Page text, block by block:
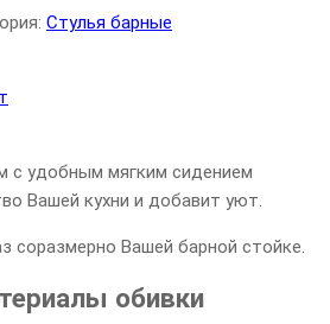
Стулья барные
с удобным мягким сидением
Вашей кухни и добавит уют.
соразмерно Вашей барной стойке.
обивки